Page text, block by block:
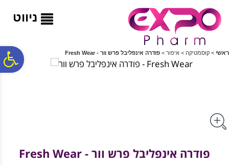
ניווט
ראשי > קוסמטיקה > איפור > פודרה אינפליבל פרש וור - Fresh Wear
פודרה אינפליבל פרש וור - Fresh Wear